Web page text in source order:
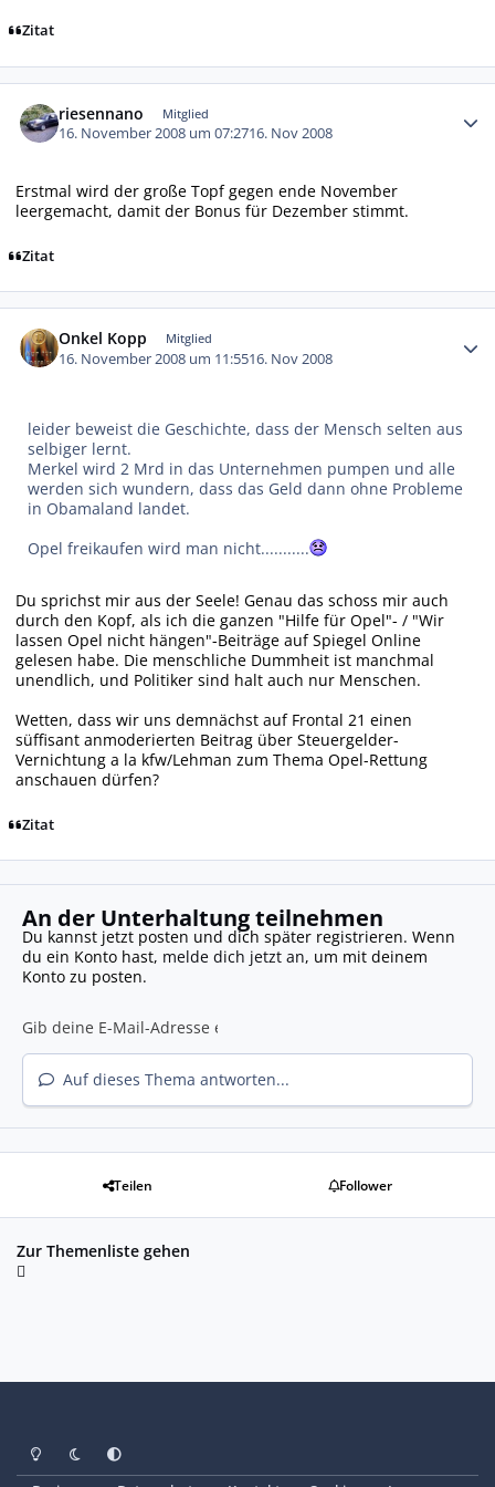
Zitat
riesennano Mitglied
16. November 2008 um 07:2716. Nov 2008
Erstmal wird der große Topf gegen ende November
leergemacht, damit der Bonus für Dezember stimmt.
Zitat
Onkel Kopp Mitglied
16. November 2008 um 11:5516. Nov 2008
leider beweist die Geschichte, dass der Mensch selten aus
selbiger lernt.
Merkel wird 2 Mrd in das Unternehmen pumpen und alle
werden sich wundern, dass das Geld dann ohne Probleme
in Obamaland landet.
Opel freikaufen wird man nicht...........
Du sprichst mir aus der Seele! Genau das schoss mir auch
durch den Kopf, als ich die ganzen "Hilfe für Opel"- / "Wir
lassen Opel nicht hängen"-Beiträge auf Spiegel Online
gelesen habe. Die menschliche Dummheit ist manchmal
unendlich, und Politiker sind halt auch nur Menschen.
Wetten, dass wir uns demnächst auf Frontal 21 einen
süffisant anmoderierten Beitrag über Steuergelder-
Vernichtung a la kfw/Lehman zum Thema Opel-Rettung
anschauen dürfen?
Zitat
An der Unterhaltung teilnehmen
Du kannst jetzt posten und dich später registrieren. Wenn
du ein Konto hast, melde dich jetzt an, um mit deinem
Konto zu posten.
Auf dieses Thema antworten...
Teilen Follower
Zur Themenliste gehen
Heller ModusDunkler Modus
Systemeinstellung